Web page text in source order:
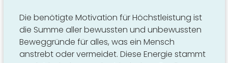
Die benötigte Motivation für Höchstleistung ist
die Summe aller bewussten und unbewussten
Beweggründe für alles, was ein Mensch
anstrebt oder vermeidet. Diese Energie stammt